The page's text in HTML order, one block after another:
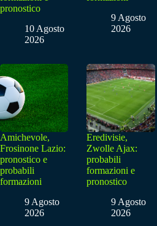
pronostico
10 Agosto
2026
9 Agosto
2026
Amichevole,
Frosinone Lazio:
pronostico e
probabili
formazioni
9 Agosto
2026
Eredivisie,
Zwolle Ajax:
probabili
formazioni e
pronostico
9 Agosto
2026